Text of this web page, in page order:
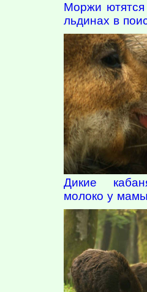
Моржи
льдинах в
Дикие
молоко у